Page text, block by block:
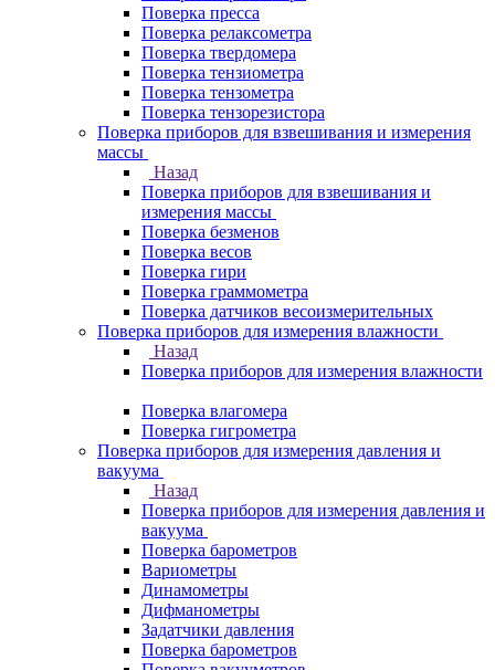
Поверка пресса
Поверка релаксометра
Поверка твердомера
Поверка тензиометра
Поверка тензометра
Поверка тензорезистора
Поверка приборов для взвешивания и измерения
массы
Назад
Поверка приборов для взвешивания и
измерения массы
Поверка безменов
Поверка весов
Поверка гири
Поверка граммометра
Поверка датчиков весоизмерительных
Поверка приборов для измерения влажности
Назад
Поверка приборов для измерения влажности
Поверка влагомера
Поверка гигрометра
Поверка приборов для измерения давления и
вакуума
Назад
Поверка приборов для измерения давления и
вакуума
Поверка барометров
Вариометры
Динамометры
Дифманометры
Задатчики давления
Поверка барометров